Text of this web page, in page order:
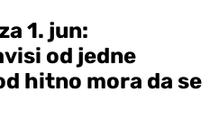
1. jun:
od jedne
hitno mora da se